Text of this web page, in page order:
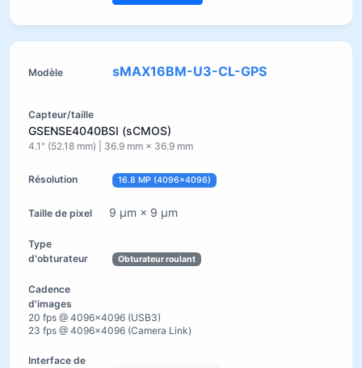
sMAX16BM-U3-CL-GPS
GSENSE4040BSI (sCMOS)
4.1" (52.18 mm) | 36.9 mm × 36.9 mm
16.8 MP (4096×4096)
9 µm × 9 µm
Obturateur roulant
20 fps @ 4096×4096 (USB3)
23 fps @ 4096×4096 (Camera Link)